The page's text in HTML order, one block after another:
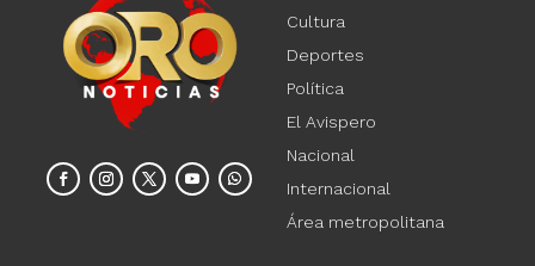
Cultura
Deportes
Política
El Avispero
Nacional
Internacional
Área metropolitana